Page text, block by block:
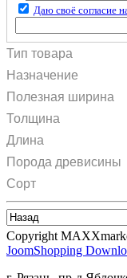
Даю своё согласие
Тип товара
Назначение
Полезная ширина
Толщина
Длина
Порода древисины
Сорт
Copyright
JoomShopping